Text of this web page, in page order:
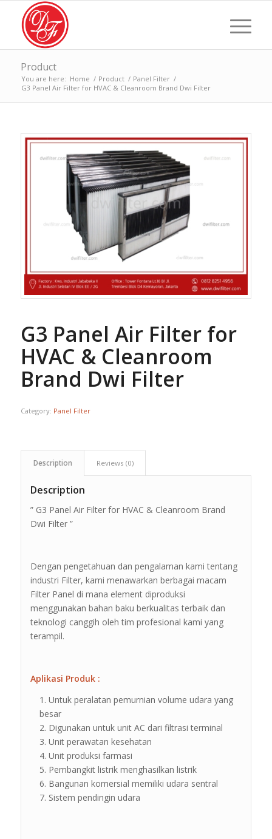
Product
You are here: Home / Product / Panel Filter /
G3 Panel Air Filter for HVAC & Cleanroom Brand Dwi Filter
G3 Panel Air Filter for
HVAC & Cleanroom
Brand Dwi Filter
Category: Panel Filter
Description Reviews (0)
Description
” G3 Panel Air Filter for HVAC & Cleanroom Brand
Dwi Filter ”
Dengan pengetahuan dan pengalaman kami tentang
industri Filter, kami menawarkan berbagai macam
Filter Panel di mana element diproduksi
menggunakan bahan baku berkualitas terbaik dan
teknologi canggih oleh tim profesional kami yang
terampil.
Aplikasi Produk :
Untuk peralatan pemurnian volume udara yang
besar
Digunakan untuk unit AC dari filtrasi terminal
Unit perawatan kesehatan
Unit produksi farmasi
Pembangkit listrik menghasilkan listrik
Bangunan komersial memiliki udara sentral
Sistem pendingin udara